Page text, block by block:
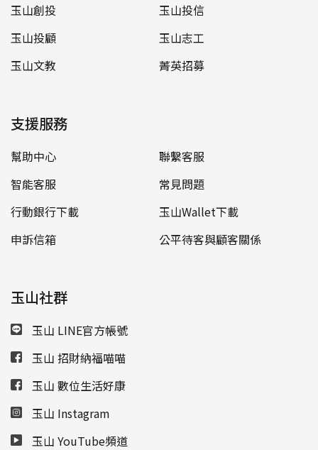
玉山創投
玉山投信
玉山投顧
玉山志工
玉山文教
菁英招募
支援服務
幫助中心
聯繫客服
智能客服
常見問題
行動銀行下載
玉山Wallet下載
申訴信箱
公平待客與顧客關係
玉山社群
玉山 LINE官方帳號
玉山 招財納福喵喵
玉山 數位生活好康
玉山 Instagram
玉山 YouTube頻道